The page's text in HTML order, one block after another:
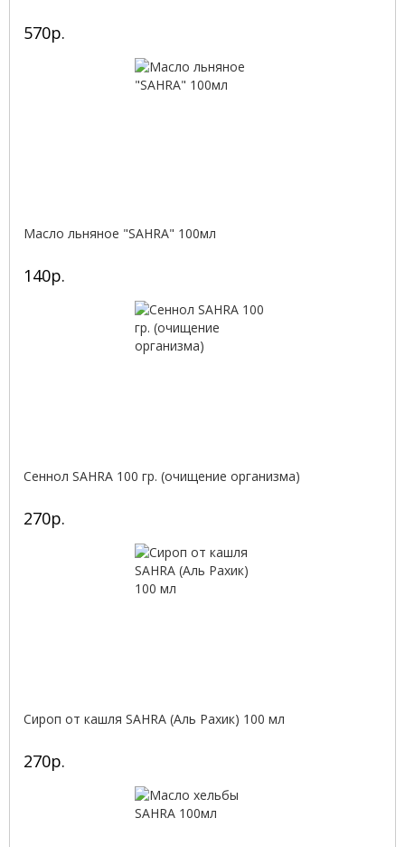
570р.
Масло льняное "SAHRA" 100мл
140р.
Сеннол SAHRA 100 гр. (очищение организма)
270р.
Сироп от кашля SAHRA (Аль Рахик) 100 мл
270р.